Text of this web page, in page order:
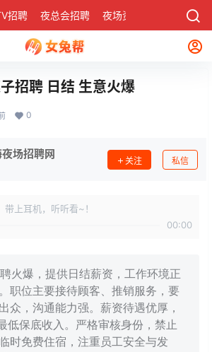
招聘 夜总会招聘 夜场资讯 社区
招聘 日结 生意火爆
0
场招聘网 关注 私信
带上耳机，听听看~！
00:00
火爆，提供日结薪资，工作环境正
职位主要接待顾客、推销服务，要
众，沟通能力强。薪资待遇优厚，
低保底收入。严格审核身份，禁止
时免费住宿，注重员工安全与发